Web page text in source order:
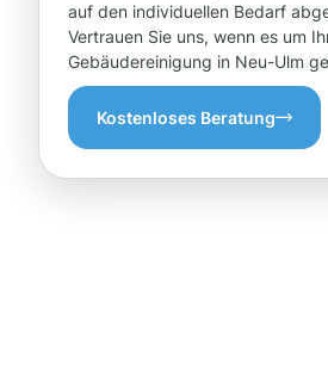
auf den individuellen Bedarf
Vertrauen Sie uns, wenn es um
Gebäudereinigung in Neu-Ulm
Kostenloses Beratung